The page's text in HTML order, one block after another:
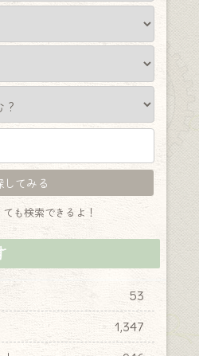
も検索できるよ！
53
1,347